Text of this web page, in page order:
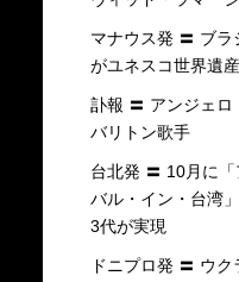
マナウス発 〓 ブラ
がユネスコ世界遺
訃報 〓 アンジェ
バリトン歌手
台北発 〓 10月に
バル・イン・台湾
3代が実現
ドニプロ発 〓 ウ